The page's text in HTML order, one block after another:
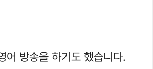
어 방송을 하기도 했습니다.